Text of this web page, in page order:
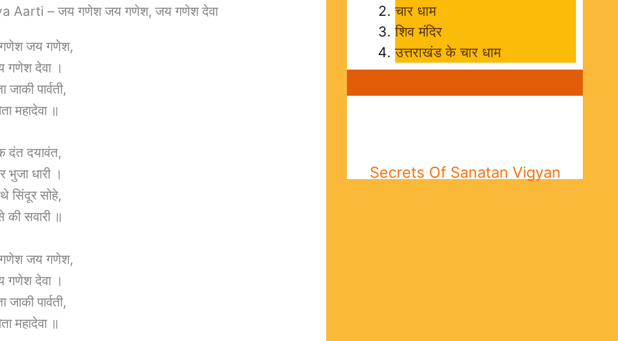
Aarti – जय गणेश जय गणेश, जय गणेश देवा
जय गणेश,
गणेश देवा ।
जाकी पार्वती,
महादेवा ॥
दंत दयावंत,
भुजा धारी ।
सिंदूर सोहे,
की सवारी ॥
जय गणेश,
गणेश देवा ।
जाकी पार्वती,
महादेवा ॥
चार धाम
शिव मंदिर
उत्तराखंड के चार धाम
Secrets Of Sanatan Vigyan